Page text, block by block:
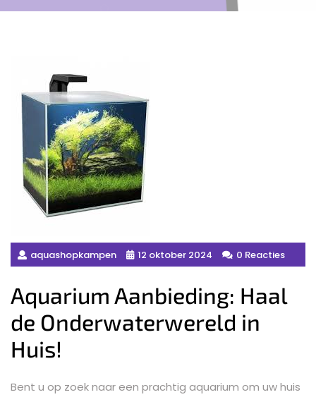
aquashopkampen 12 oktober 2024 0 Reacties
Aquarium Aanbieding: Haal
de Onderwaterwereld in
Huis!
Bent u op zoek naar een prachtig aquarium om uw huis